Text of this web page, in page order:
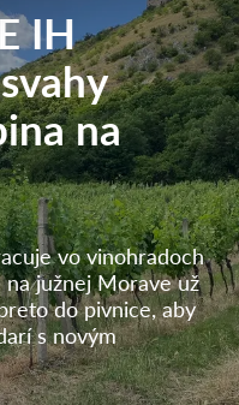
IH
na
vo vinohradoch
južnej Morave už
do pivnice, aby
s novým